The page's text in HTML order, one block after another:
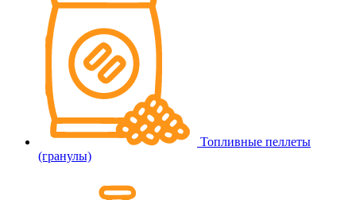
Топливные пеллеты
(гранулы)